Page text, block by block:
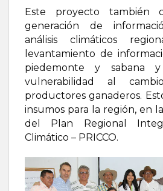
Este proyecto también
generación de
análisis climáticos
levantamiento de
piedemonte y sabana
vulnerabilidad al
productores ganaderos.
insumos para la región, en
del Plan Regional
Climático – PRICCO.